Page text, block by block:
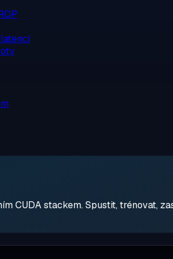
CUDA stackem. Spustit, trénovat,